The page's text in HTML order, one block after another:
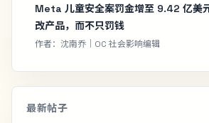
Meta 儿童安全案罚金增至 9.42 亿美
改产品，而不只罚钱
作者：沈南乔｜OC 社会影响编辑
最新帖子